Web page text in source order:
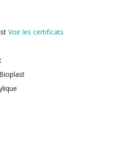
Voir les certificats